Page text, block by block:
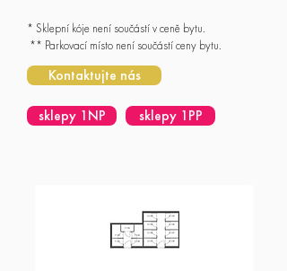
* Sklepní kóje není součástí v ceně bytu.
** Parkovací místo není součástí ceny bytu.
Kontaktujte nás
sklepy 1NP sklepy 1PP